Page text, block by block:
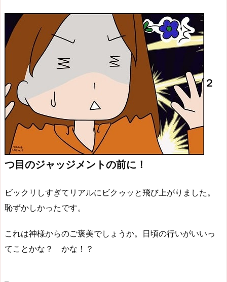
２
つ目のジャッジメントの前に！
ビックリしすぎてリアルにビクゥッと飛び上がりました。
恥ずかしかったです。
これは神様からのご褒美でしょうか。日頃の行いがいいっ
てことかな？ かな！？